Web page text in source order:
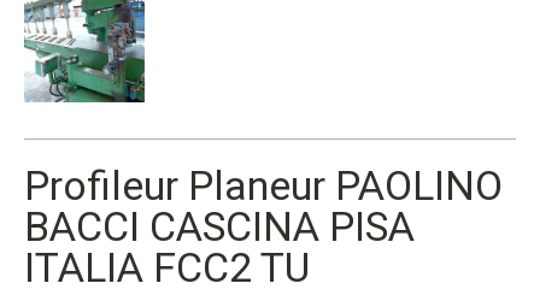
Profileur Planeur PAOLINO
BACCI CASCINA PISA
ITALIA FCC2 TU